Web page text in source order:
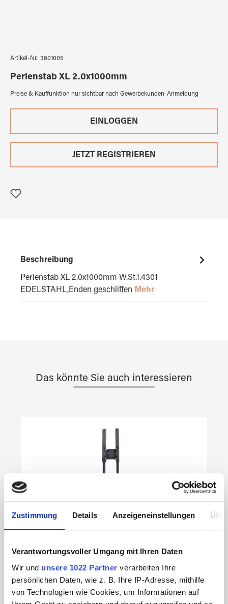
Zustimmung Details Anzeigeneinstellungen
Verantwortungsvoller Umgang mit Ihren Daten
Wir und unsere 1022 Partner verarbeiten Ihre
persönlichen Daten, wie z. B. Ihre IP-Adresse, mithilfe
von Technologien wie Cookies, um Informationen auf
Artikel-Nr.: 3801005
Perlenstab XL 2.0x1000mm
Preise & Kauffunktion nur sichtbar nach Gewerbekunden-Anmeldung
EINLOGGEN
JETZT REGISTRIEREN
Beschreibung
Perlenstab XL 2.0x1000mm W.St.1.4301
EDELSTAHL,Enden geschliffen Mehr
Das könnte Sie auch interessieren